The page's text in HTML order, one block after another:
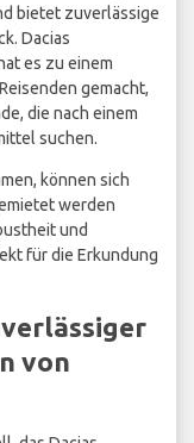
bietet zuverlässige
Dacias
es zu einem
gemacht,
die nach einem
suchen.
können sich
werden
und
für die Erkundung
von